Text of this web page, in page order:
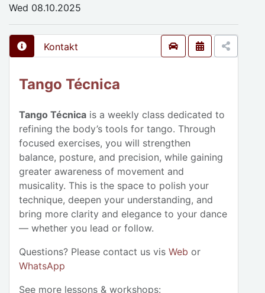
Wed 08.10.2025
Kontakt
Tango Técnica
Tango Técnica is a weekly class dedicated to
refining the body’s tools for tango. Through
focused exercises, you will strengthen
balance, posture, and precision, while gaining
greater awareness of movement and
musicality. This is the space to polish your
technique, deepen your understanding, and
bring more clarity and elegance to your dance
— whether you lead or follow.
Questions? Please contact us vis Web or
WhatsApp
See more lessons & workshops: